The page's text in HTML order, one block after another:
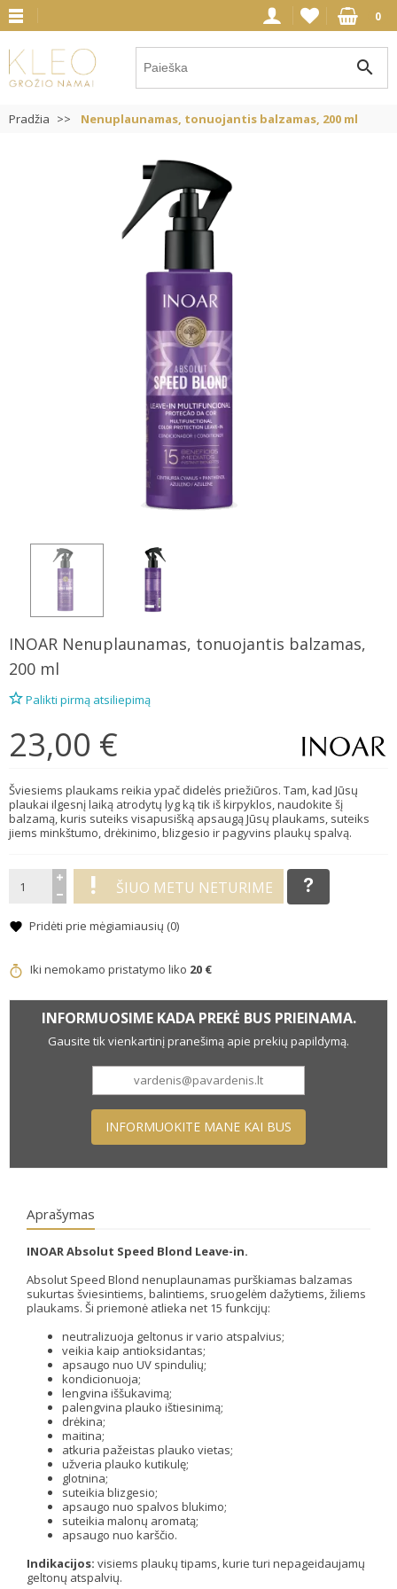
0
search
Pradžia Nenuplaunamas, tonuojantis balzamas, 200 ml
INOAR Nenuplaunamas, tonuojantis balzamas,
200 ml
Palikti pirmą atsiliepimą
23,00 €
Šviesiems plaukams reikia ypač didelės priežiūros. Tam, kad Jūsų
plaukai ilgesnį laiką atrodytų lyg ką tik iš kirpyklos, naudokite šį
balzamą, kuris suteiks visapusišką apsaugą Jūsų plaukams, suteiks
jiems minkštumo, drėkinimo, blizgesio ir pagyvins plaukų spalvą.
ŠIUO METU NETURIME
Pridėti prie mėgiamiausių (0)
Iki nemokamo pristatymo liko 20 €
INFORMUOSIME KADA PREKĖ BUS PRIEINAMA.
Gausite tik vienkartinį pranešimą apie prekių papildymą.
INFORMUOKITE MANE KAI BUS
Aprašymas
INOAR Absolut Speed Blond Leave-in.
Absolut Speed Blond nenuplaunamas purškiamas balzamas
sukurtas šviesintiems, balintiems, sruogelėm dažytiems, žiliems
plaukams. Ši priemonė atlieka net 15 funkcijų:
neutralizuoja geltonus ir vario atspalvius;
veikia kaip antioksidantas;
apsaugo nuo UV spindulių;
kondicionuoja;
lengvina iššukavimą;
palengvina plauko ištiesinimą;
drėkina;
maitina;
atkuria pažeistas plauko vietas;
užveria plauko kutikulę;
glotnina;
suteikia blizgesio;
apsaugo nuo spalvos blukimo;
suteikia malonų aromatą;
apsaugo nuo karščio.
Indikacijos: visiems plaukų tipams, kurie turi nepageidaujamų
geltonų atspalvių.